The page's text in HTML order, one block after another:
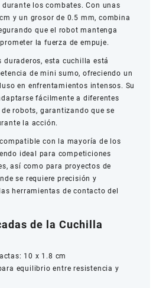
los combates. Con unas
y un grosor de 0.5 mm, combina
que el robot mantenga
la fuerza de empuje.
duraderos, esta cuchilla está
de mini sumo, ofreciendo un
en enfrentamientos intensos. Su
fácilmente a diferentes
robots, garantizando que se
la acción.
con la mayoría de los
ideal para competiciones
así como para proyectos de
se requiere precisión y
herramientas de contacto del
de la Cuchilla
10 x 1.8 cm
equilibrio entre resistencia y